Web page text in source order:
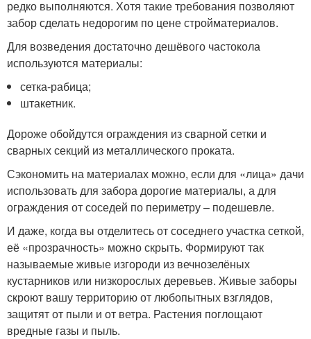
редко выполняются. Хотя такие требования позволяют
забор сделать недорогим по цене стройматериалов.
Для возведения достаточно дешёвого частокола
используются материалы:
сетка-рабица;
штакетник.
Дороже обойдутся ограждения из сварной сетки и
сварных секций из металлического проката.
Сэкономить на материалах можно, если для «лица» дачи
использовать для забора дорогие материалы, а для
ограждения от соседей по периметру – подешевле.
И даже, когда вы отделитесь от соседнего участка сеткой,
её «прозрачность» можно скрыть. Формируют так
называемые живые изгороди из вечнозелёных
кустарников или низкорослых деревьев. Живые заборы
скроют вашу территорию от любопытных взглядов,
защитят от пыли и от ветра. Растения поглощают
вредные газы и пыль.